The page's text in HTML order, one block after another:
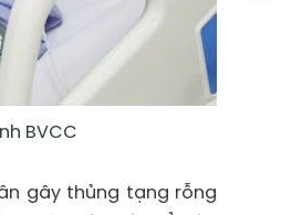
BVCC
gây thủng tạng rỗng